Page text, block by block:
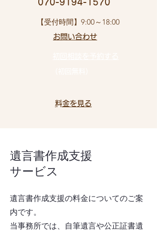
​ 070-9194-1570
​【受付時間】9:00～18:00
お問い合わせ​
​料金を見る
遺言書作成支援
サービス
遺言書作成支援の料金についてのご案
内です。
当事務所では、自筆遺言や公正証書遺